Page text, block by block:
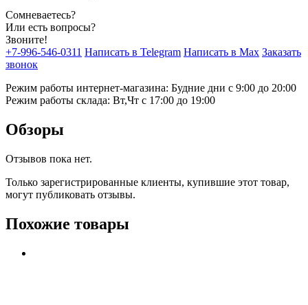
Сомневаетесь?
Или есть вопросы?
Звоните!
+7-996-546-0311 Написать в Telegram Написать в Max Заказать
звонок
Режим работы интернет-магазина: Будние дни с 9:00 до 20:00
Режим работы склада: Вт,Чт с 17:00 до 19:00
Обзоры
Отзывов пока нет.
Только зарегистрированные клиенты, купившие этот товар,
могут публиковать отзывы.
Похожие товары